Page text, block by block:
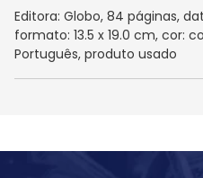
Editora: Globo, 84 páginas,
formato: 13.5 x 19.0 cm, cor:
Português, produto usado